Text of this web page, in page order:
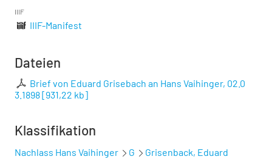
IIIF
IIIF-Manifest
Dateien
Brief von Eduard Grisebach an Hans Vaihinger, 02.0
3.1898[931,22 kb]
Klassifikation
Nachlass Hans Vaihinger G Grisenback, Eduard